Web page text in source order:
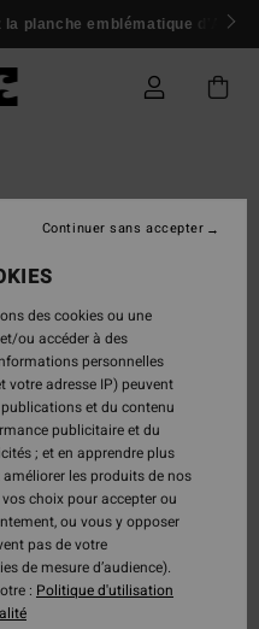
la planche emblématique d'Andy
des cookies ou une
ou accéder à des
personnelles
adresse IP) peuvent
et du contenu
publicitaire et du
; et en apprendre plus
les produits de nos
choix pour accepter ou
ou vous y opposer
pas de votre
de mesure d’audience).
: Politique d'utilisation
Continuer sans accepter